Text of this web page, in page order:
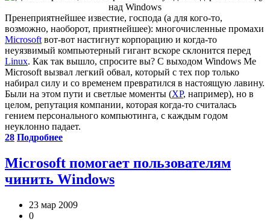
Пренеприятнейшее известие, господа (а для кого-то,
возможно, наоборот, приятнейшее): многочисленные промахи
Microsoft вот-вот настигнут корпорацию и когда-то
неуязвимый компьютерный гигант вскоре склонится перед
Linux. Как так вышло, спросите вы? С выходом Windows Me
Microsoft вызвал легкий обвал, который с тех пор только
набирал силу и со временем превратился в настоящую лавину.
Были на этом пути и светлые моменты (XP, например), но в
целом, репутация компании, которая когда-то считалась
гением персонального компьютинга, с каждым годом
неуклонно падает.
28 Подробнее
Microsoft помогает пользователям
чинить Windows
23 мар 2009
0